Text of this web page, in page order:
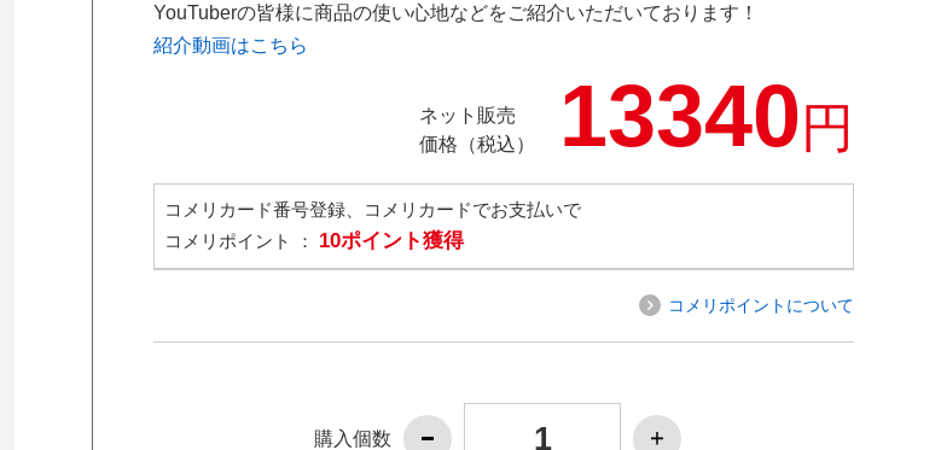
YouTuberの皆様に商品の使い心地などをご紹介いただいております！
紹介動画はこちら
ネット販売
価格（税込）
13340円
コメリカード番号登録、コメリカードでお支払いで
コメリポイント ： 10ポイント獲得
コメリポイントについて
購入個数